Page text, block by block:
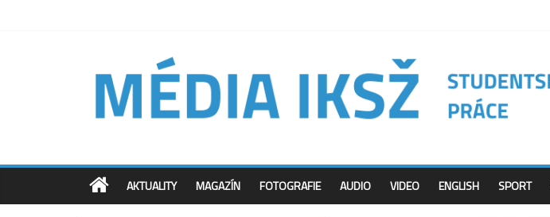
AKTUALITY MAGAZÍN FOTOGRAFIE AUDIO VIDEO ENGLISH SPORT